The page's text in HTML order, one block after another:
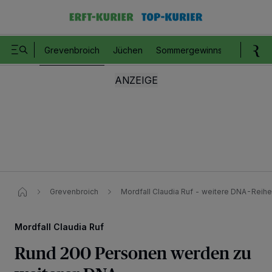
Grevenbroich Jüchen Sommergewinnspiel
Grevenbroich Mordfall Claudia Ruf - weitere DNA-
Mordfall Claudia Ruf
Rund 200 Personen werden zu